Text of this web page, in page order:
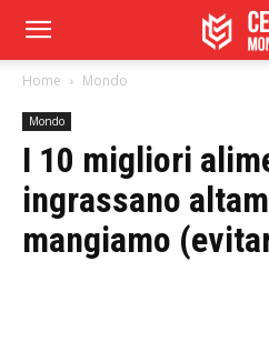
Home Mondo
Mondo
I 10 migliori
ingrassano
mangiamo